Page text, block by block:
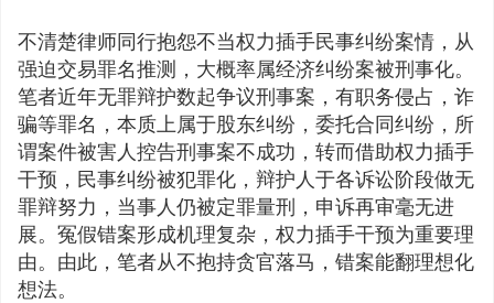
不清楚律师同行抱怨不当权力插手民事纠纷案情，从
强迫交易罪名推测，大概率属经济纠纷案被刑事化。
笔者近年无罪辩护数起争议刑事案，有职务侵占，诈
骗等罪名，本质上属于股东纠纷，委托合同纠纷，所
谓案件被害人控告刑事案不成功，转而借助权力插手
干预，民事纠纷被犯罪化，辩护人于各诉讼阶段做无
罪辩努力，当事人仍被定罪量刑，申诉再审毫无进
展。冤假错案形成机理复杂，权力插手干预为重要理
由。由此，笔者从不抱持贪官落马，错案能翻理想化
想法。